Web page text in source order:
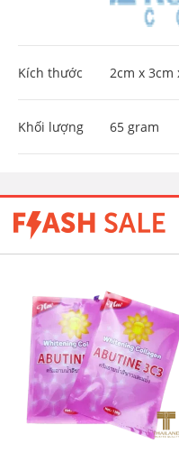
Kích thước 2cm x 3cm
Khối lượng 65 gram